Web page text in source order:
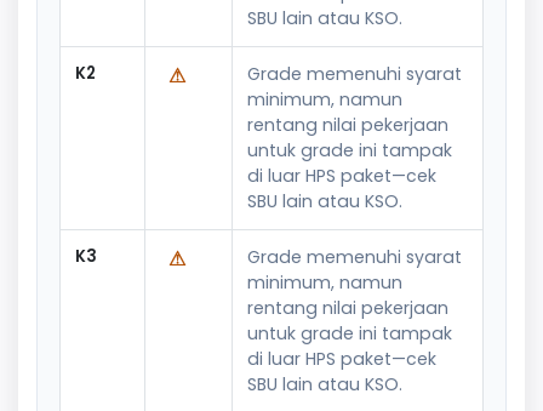
SBU lain atau KSO.
K2 ⚠
Grade memenuhi syarat
minimum, namun
rentang nilai pekerjaan
untuk grade ini tampak
di luar HPS paket—cek
SBU lain atau KSO.
K3 ⚠
Grade memenuhi syarat
minimum, namun
rentang nilai pekerjaan
untuk grade ini tampak
di luar HPS paket—cek
SBU lain atau KSO.